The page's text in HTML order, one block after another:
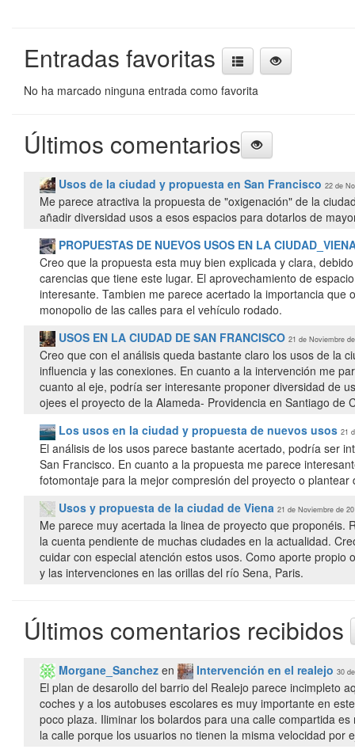
Entradas favoritas
No ha marcado ninguna entrada como favorita
Últimos comentarios
Usos de la ciudad y propuesta en San Francisco 22 de
Me parece atractiva la propuesta de "oxigenación" de la
añadir diversidad usos a esos espacios para dotarlos de
PROPUESTAS DE NUEVOS USOS EN LA
Creo que la propuesta esta muy bien explicada y clara,
carencias que tiene este lugar. El aprovechamiento de
interesante. Tambien me parece acertado la importancia
monopolio de las calles para el vehículo rodado.
USOS EN LA CIUDAD DE SAN FRANCISCO 21 de Noviembre
Creo que con el análisis queda bastante claro los usos de la
influencia y las conexiones. En cuanto a la intervención me
cuanto al eje, podría ser interesante proponer diversidad de
ojees el proyecto de la Alameda- Providencia en Santiago de
Los usos en la ciudad y propuesta de nuevos usos 21
El análisis de los usos parece bastante acertado, podría ser
San Francisco. En cuanto a la propuesta me parece
fotomontaje para la mejor compresión del proyecto o
Usos y propuesta de la ciudad de Viena 21 de Noviembre de
Me parece muy acertada la linea de proyecto que
la cuenta pendiente de muchas ciudades en la actualidad.
cuidar con especial atención estos usos. Como aporte
y las intervenciones en las orillas del río Sena, Paris.
Últimos comentarios recibidos
Morgane_Sanchez en Intervención en el realejo 30
El plan de desarollo del barrio del Realejo parece incimpleto
coches y a los autobuses escolares es muy importante en
poco plaza. Iliminar los bolardos para una calle compartida
la calle porque los usuarios no tienen la misma velocidad